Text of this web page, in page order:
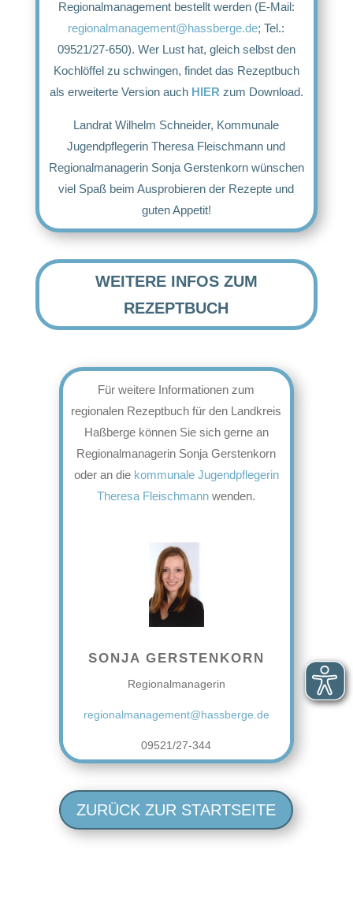
Regionalmanagement bestellt werden (E-Mail:
regionalmanagement@hassberge.de; Tel.:
09521/27-650). Wer Lust hat, gleich selbst den
Kochlöffel zu schwingen, findet das Rezeptbuch
als erweiterte Version auch HIER zum Download.
Landrat Wilhelm Schneider, Kommunale
Jugendpflegerin Theresa Fleischmann und
Regionalmanagerin Sonja Gerstenkorn wünschen
viel Spaß beim Ausprobieren der Rezepte und
guten Appetit!
WEITERE INFOS ZUM
REZEPTBUCH
Für weitere Informationen zum
regionalen Rezeptbuch für den Landkreis
Haßberge können Sie sich gerne an
Regionalmanagerin Sonja Gerstenkorn
oder an diekommunale Jugendpflegerin
Theresa Fleischmann wenden.
SONJA GERSTENKORN
Regionalmanagerin
regionalmanagement@hassberge.de
09521/27-344
ZURÜCK ZUR STARTSEITE